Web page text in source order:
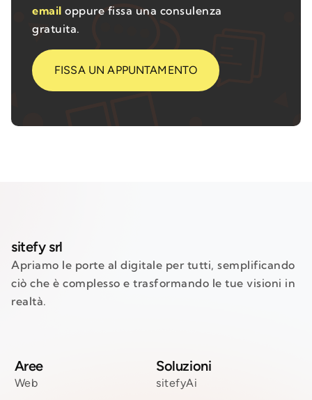
email oppure fissa una consulenza
gratuita.
FISSA UN APPUNTAMENTO
sitefy srl
Apriamo le porte al digitale per tutti, semplificando
ciò che è complesso e trasformando le tue visioni in
realtà.
Aree
Web
Soluzioni
sitefyAi